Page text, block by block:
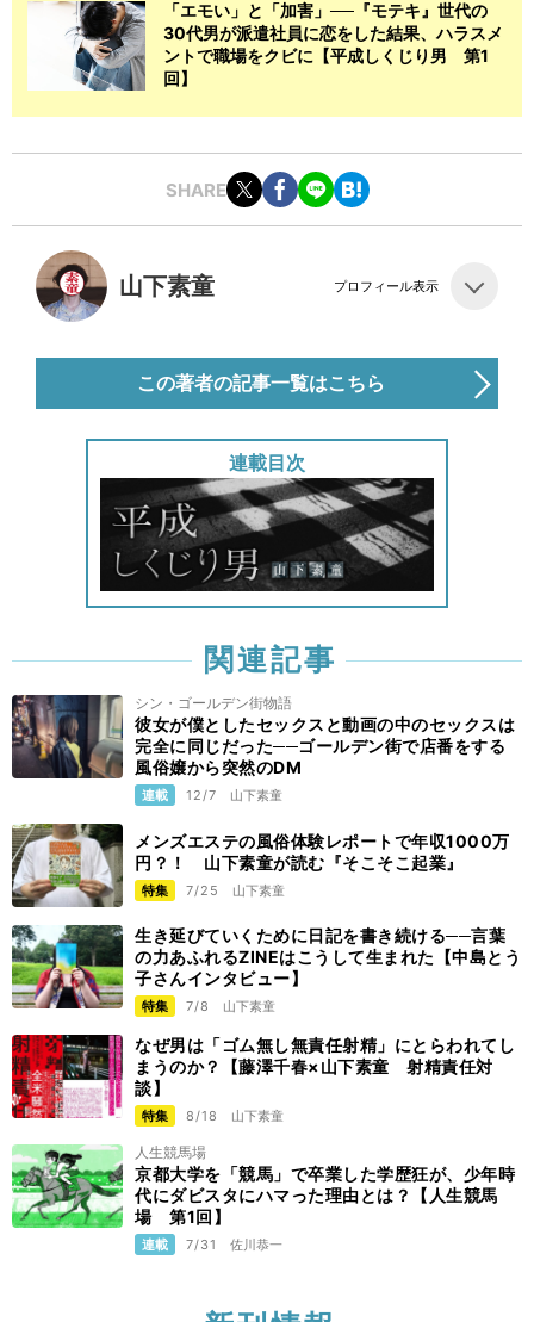
「エモい」と「加害」──『モテキ』世代の
30代男が派遣社員に恋をした結果、ハラスメ
ントで職場をクビに【平成しくじり男 第1
回】
SHARE
山下素童 プロフィール表示
この著者の記事一覧はこちら
連載目次
関連記事
シン・ゴールデン街物語
彼女が僕としたセックスと動画の中のセックスは
完全に同じだった──ゴールデン街で店番をする
風俗嬢から突然のDM
連載 12/7 山下素童
メンズエステの風俗体験レポートで年収1000万
円？！ 山下素童が読む『そこそこ起業』
特集 7/25 山下素童
生き延びていくために日記を書き続ける──言葉
の力あふれるZINEはこうして生まれた【中島とう
子さんインタビュー】
特集 7/8 山下素童
なぜ男は「ゴム無し無責任射精」にとらわれてし
まうのか？【藤澤千春×山下素童 射精責任対
談】
特集 8/18 山下素童
人生競馬場
京都大学を「競馬」で卒業した学歴狂が、少年時
代にダビスタにハマった理由とは？【人生競馬
場 第1回】
連載 7/31 佐川恭一